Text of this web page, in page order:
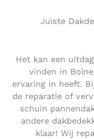
Juiste
Het kan een
vinden in
ervaring in heeft.
de reparatie of
schuin
andere
klaar! Wij